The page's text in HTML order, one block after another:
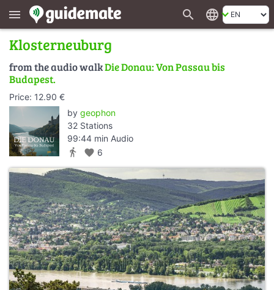
menu search language
Klosterneuburg
from the audio walkDie Donau: Von Passau bis
Budapest.
Price: 12.90 €
by geophon
32 Stations
99:44 min Audio
directions_walk favorite 6